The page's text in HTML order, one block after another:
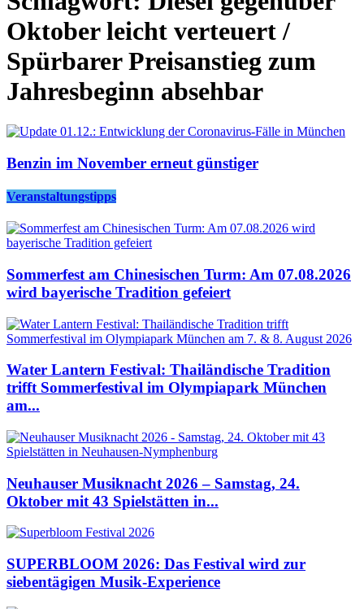
Oktober leicht verteuert /
Spürbarer Preisanstieg zum
Jahresbeginn absehbar
Benzin im November erneut günstiger
Veranstaltungstipps
Sommerfest am Chinesischen Turm: Am 07.08.2026
wird bayerische Tradition gefeiert
Water Lantern Festival: Thailändische Tradition
trifft Sommerfestival im Olympiapark München
am...
Neuhauser Musiknacht 2026 – Samstag, 24.
Oktober mit 43 Spielstätten in...
SUPERBLOOM 2026: Das Festival wird zur
siebentägigen Musik-Experience